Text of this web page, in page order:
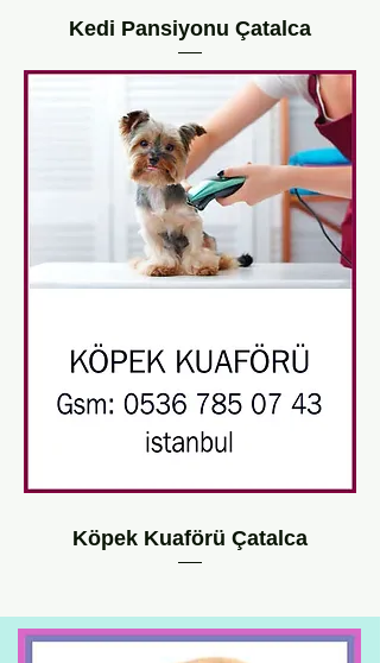
Kedi Pansiyonu Çatalca
Köpek Kuaförü Çatalca